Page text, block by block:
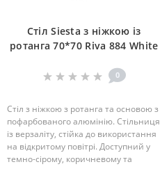
Стіл Siesta з ніжкою із
ротанга 70*70 Riva 884 White
0
Стіл з ніжкою з ротанга та основою з
пофарбованого алюмінію. Стільниця
із верзаліту, стійка до використання
на відкритому повітрі. Доступний у
темно-сірому, коричневому та